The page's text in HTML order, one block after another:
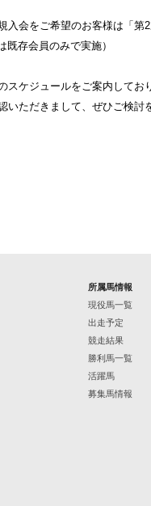
入会をご希望のお客様は「第
既存会員のみで実施）
スケジュールをご案内してお
いただきまして、ぜひご検討
所属馬情報
現役馬一覧
出走予定
競走結果
勝利馬一覧
活躍馬
募集馬情報